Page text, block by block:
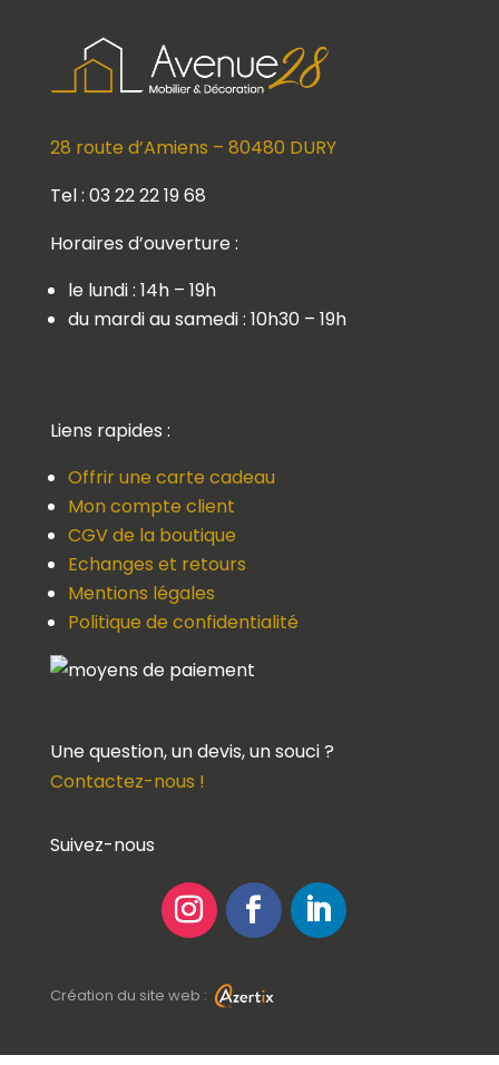
28 route d’Amiens – 80480 DURY
Tel : 03 22 22 19 68
Horaires d’ouverture :
le lundi : 14h – 19h
du mardi au samedi : 10h30 – 19h
Liens rapides :
Offrir une carte cadeau
Mon compte client
CGV de la boutique
Echanges et retours
Mentions légales
Politique de confidentialité
Une question, un devis, un souci ?
Contactez-nous !
Suivez-nous
Création du site web :